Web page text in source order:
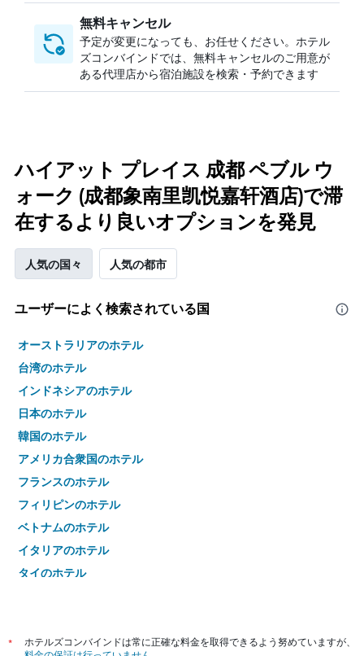
無料キャンセル
予定が変更になっても、お任せください。ホテル
ズコンバインドでは、無料キャンセルのご用意が
ある代理店から宿泊施設を検索・予約できます
ハイアット プレイス 成都 ペブル ウ
ォーク (成都象南里凯悦嘉轩酒店)で滞
在するより良いオプションを発見
人気の国々 人気の都市
ユーザーによく検索されている国
オーストラリアのホテル
台湾のホテル
インドネシアのホテル
日本のホテル
韓国のホテル
アメリカ合衆国のホテル
フランスのホテル
フィリピンのホテル
ベトナムのホテル
イタリアのホテル
タイのホテル
*
ホテルズコンバインドは常に正確な料金を取得できるよう努めていますが、